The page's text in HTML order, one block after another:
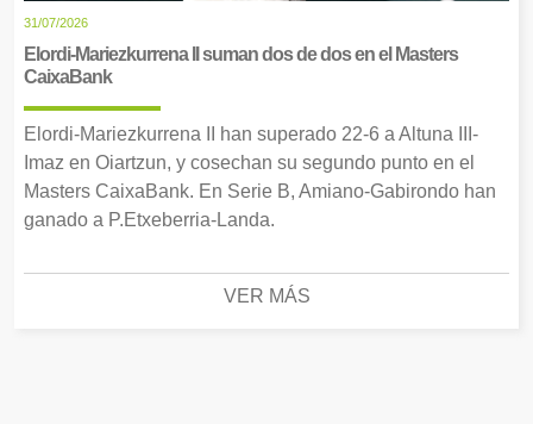
31/07/2026
Elordi-Mariezkurrena II suman dos de dos en el Masters
CaixaBank
Elordi-Mariezkurrena II han superado 22-6 a Altuna III-
Imaz en Oiartzun, y cosechan su segundo punto en el
Masters CaixaBank. En Serie B, Amiano-Gabirondo han
ganado a P.Etxeberria-Landa.
VER MÁS